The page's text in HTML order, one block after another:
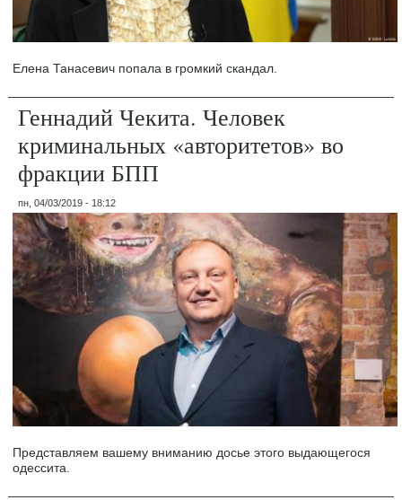
Елена Танасевич попала в громкий скандал.
Геннадий Чекита. Человек
криминальных «авторитетов» во
фракции БПП
пн, 04/03/2019 - 18:12
Представляем вашему вниманию досье этого выдающегося
одессита.